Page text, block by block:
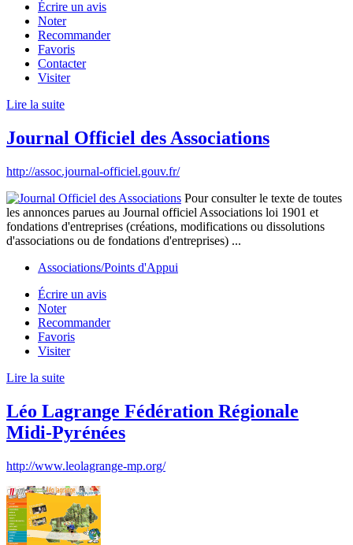
Écrire un avis
Noter
Recommander
Favoris
Contacter
Visiter
Lire la suite
Journal Officiel des Associations
http://assoc.journal-officiel.gouv.fr/
Pour consulter le texte de toutes
les annonces parues au Journal officiel Associations loi 1901 et
fondations d'entreprises (créations, modifications ou dissolutions
d'associations ou de fondations d'entreprises) ...
Associations/Points d'Appui
Écrire un avis
Noter
Recommander
Favoris
Visiter
Lire la suite
Léo Lagrange Fédération Régionale
Midi-Pyrénées
http://www.leolagrange-mp.org/